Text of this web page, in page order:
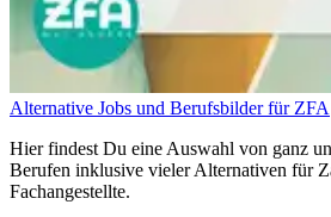
Alternative Jobs und Berufsbilder für ZFA
Hier findest Du eine Auswahl von ganz
Berufen inklusive vieler Alternativen für
Fachangestellte.